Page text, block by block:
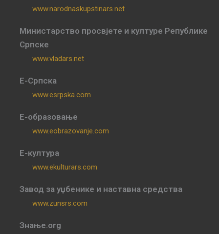
www.narodnaskupstinars.net
Министарство просвјете и културе Републике
Српске
www.vladars.net
Е-Српска
www.esrpska.com
Е-образовање
www.eobrazovanje.com
Е-култура
www.ekulturars.com
Завод за уџбенике и наставна средства
www.zunsrs.com
Знање.org